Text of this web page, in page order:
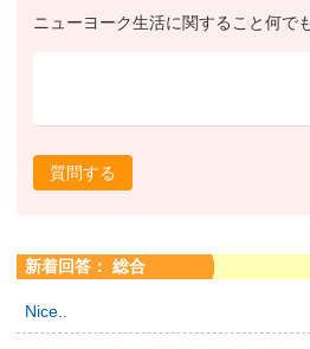
ニューヨーク生活に関すること何で
質問する
新着回答： 総合
Nice..